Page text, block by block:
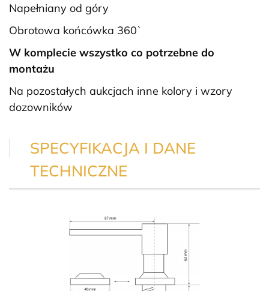
Napełniany od góry
Obrotowa końcówka 360`
W komplecie wszystko co potrzebne do
montażu
Na pozostałych aukcjach inne kolory i wzory
dozowników
SPECYFIKACJA I DANE
TECHNICZNE